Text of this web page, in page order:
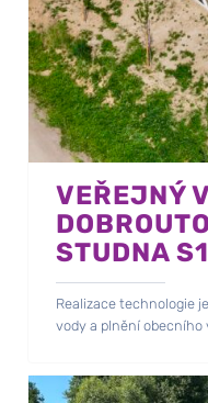
VEŘEJNÝ
STUDNA S1
Realizace technologie
vody a plnění obecního